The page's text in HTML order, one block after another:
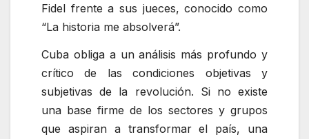
Fidel frente a sus jueces, conocido como
La historia me absolverá .
Cuba obliga a un análisis más profundo y
crítico de las condiciones objetivas y
subjetivas de la revolución. Si no existe
una base firme de los sectores y grupos
que aspiran a transformar el país, una